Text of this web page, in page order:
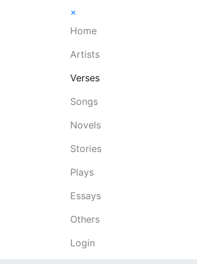
×
Home
Artists
Verses
Songs
Novels
Stories
Plays
Essays
Others
Login